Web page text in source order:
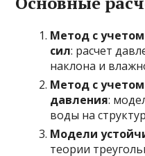
Метод с
сил: расчет
наклона и
Метод с
давления:
воды на
Модели
теории